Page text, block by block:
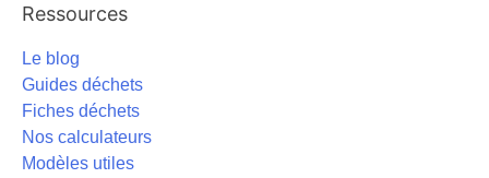
Ressources
Le blog
Guides déchets
Fiches déchets
Nos calculateurs
Modèles utiles